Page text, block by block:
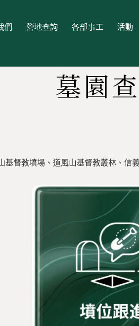
們 營地查詢 各部事工 活動
墓園
督教墳場、道風山基督教叢林、信